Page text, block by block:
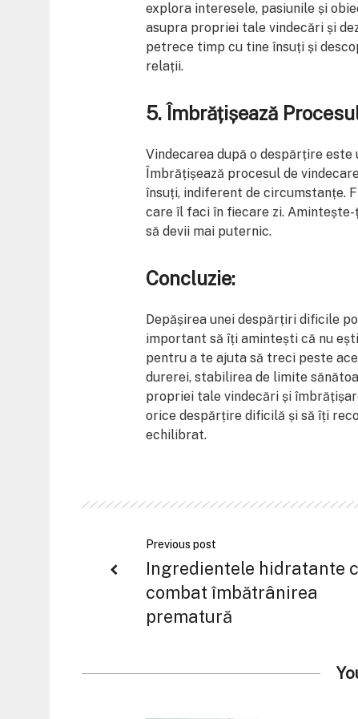
explora interesele, pasiunile și
asupra propriei tale vindecări și
petrece timp cu tine însuți și
relații.
5. Îmbrățișează
Vindecarea după o despărțire
Îmbrățișează procesul de
însuți, indiferent de circumstanțe.
care îl faci în fiecare zi.
să devii mai puternic.
Concluzie:
Depășirea unei despărțiri dificile
important să îți amintești că nu
pentru a te ajuta să treci peste
durerei, stabilirea de limite
propriei tale vindecări și
orice despărțire dificilă și să îți
echilibrat.
Previous post
Ingredientele hidratante
combat îmbătrânirea
prematură